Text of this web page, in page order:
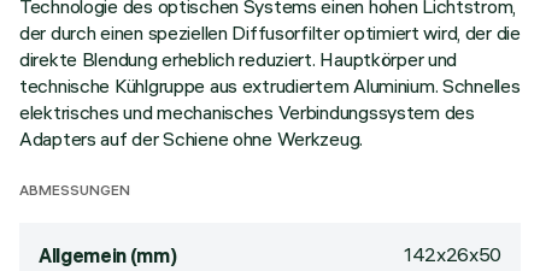
Technologie des optischen Systems einen hohen Lichtstrom,
der durch einen speziellen Diffusorfilter optimiert wird, der die
direkte Blendung erheblich reduziert. Hauptkörper und
technische Kühlgruppe aus extrudiertem Aluminium. Schnelles
elektrisches und mechanisches Verbindungssystem des
Adapters auf der Schiene ohne Werkzeug.
ABMESSUNGEN
Allgemein (mm) 142x26x50